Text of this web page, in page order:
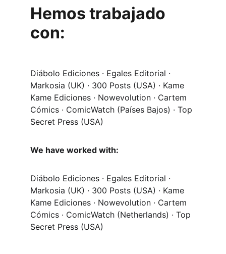
Hemos trabajado
con:
Diábolo Ediciones · Egales Editorial ·
Markosia (UK) · 300 Posts (USA) · Kame
Kame Ediciones · Nowevolution · Cartem
Cómics · ComicWatch (Países Bajos) · Top
Secret Press (USA)
We have worked with:
Diábolo Ediciones · Egales Editorial ·
Markosia (UK) · 300 Posts (USA) · Kame
Kame Ediciones · Nowevolution · Cartem
Cómics · ComicWatch (Netherlands) · Top
Secret Press (USA)